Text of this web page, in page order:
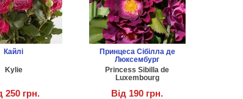
Кайлі
Kylie
250 грн.
Принцеса Сібілла де
Люксембург
Princess Sibilla de
Luxembourg
Від 190 грн.